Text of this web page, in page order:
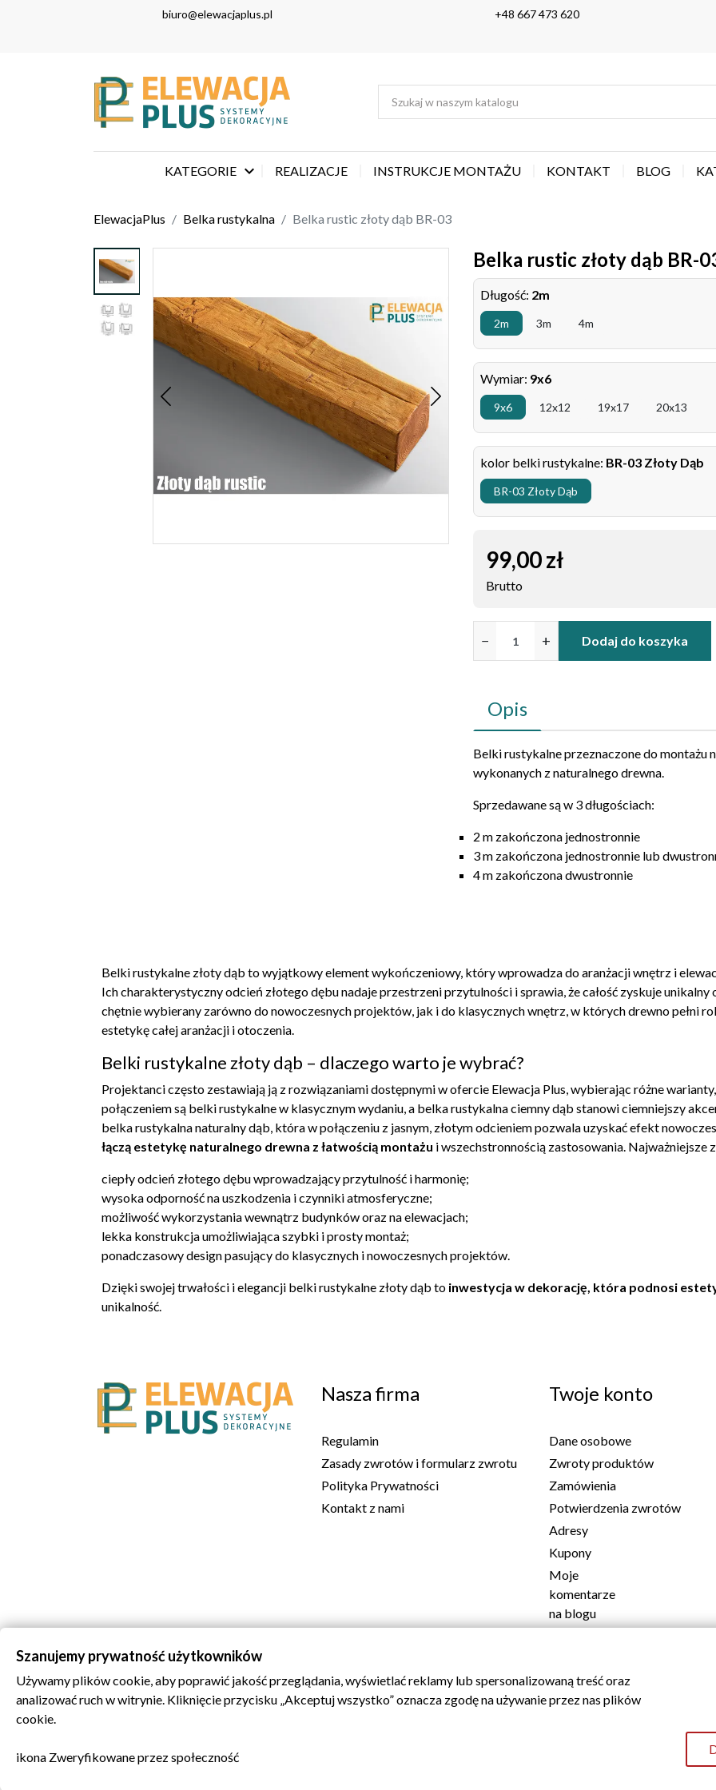
biuro@elewacjaplus.pl +48 667 473 620
KATEGORIE  REALIZACJE INSTRUKCJE MONTAŻU KONTAKT BLOG
ElewacjaPlus Belka rustykalna Belka rustic złoty dąb BR-03
Belka rustic złoty dąb BR-
Długość: 2m
2m 3m 4m
Wymiar: 9x6
9x6 12x12 19x17 20x13
kolor belki rustykalne: BR-03 Złoty Dąb
BR-03 Złoty Dąb
99,00 zł
Brutto
− + Dodaj do koszyka
Opis
Belki rustykalne przeznaczone do montażu
wykonanych z naturalnego drewna.
Sprzedawane są w 3 długościach:
2 m zakończona jednostronnie
3 m zakończona jednostronnie lub
4 m zakończona dwustronnie
Belki rustykalne złoty dąb to wyjątkowy element wykończeniowy, który wprowadza do aranżacji wnętrz i
Ich charakterystyczny odcień złotego dębu nadaje przestrzeni przytulności i sprawia, że całość zyskuje
chętnie wybierany zarówno do nowoczesnych projektów, jak i do klasycznych wnętrz, w których drewno pełni
estetykę całej aranżacji i otoczenia.
Belki rustykalne złoty dąb – dlaczego warto je wybrać?
Projektanci często zestawiają ją z rozwiązaniami dostępnymi w ofercie Elewacja Plus, wybierając różne
połączeniem są belki rustykalnew klasycznym wydaniu, a belka rustykalna ciemny dąb stanowi ciemniejszy
belka rustykalna naturalny dąb, która w połączeniu z jasnym, złotym odcieniem pozwala uzyskać efekt
łączą estetykę naturalnego drewna z łatwością montażu i wszechstronnością zastosowania. Najważniejsze
ciepły odcień złotego dębu wprowadzający przytulność i harmonię;
wysoka odporność na uszkodzenia i czynniki atmosferyczne;
możliwość wykorzystania wewnątrz budynków oraz na elewacjach;
lekka konstrukcja umożliwiająca szybki i prosty montaż;
ponadczasowy design pasujący do klasycznych i nowoczesnych projektów.
Dzięki swojej trwałości i elegancji belki rustykalne złoty dąb to inwestycja w dekorację, która podnosi
unikalność.
Nasza firma
Regulamin
Zasady zwrotów i formularz zwrotu
Polityka Prywatności
Kontakt z nami
Twoje konto
Dane osobowe
Zwroty produktów
Zamówienia
Potwierdzenia zwrotów
Adresy
Kupony
Moje
komentarze
na blogu
blogu
Returns & Cancellations
©2026Elewacjaplus
Szanujemy prywatność użytkowników
Używamy plików cookie, aby poprawić jakość przeglądania, wyświetlać reklamy lub spersonalizowaną treść oraz
analizować ruch w witrynie. Kliknięcie przycisku „Akceptuj wszystko” oznacza zgodę na używanie przez nas plików
cookie.
ikona Zweryfikowane przez społeczność